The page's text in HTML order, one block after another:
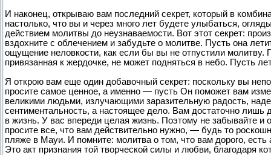
И наконец, открываю вам последний секрет, который в
настолько, что вы и через много лет будете улыбаться,
действием молитвы до неузнаваемости. Вот этот секрет:
вздохните с облечением и забудьте о молитве. Пусть она
ощущение неловкости, как если бы вы не отпустили молитву.
привязанная к жердочке, не может подняться в небо. Пусть
Я открою вам еще один добавочный секрет: поскольку вы
просите самое ценное, а именно — пусть Он поможет вам
великими людьми, излучающими заразительную радость,
сентиментальность, а настоящее дело. Вам достаточно лишь
в жизнь. У вас впереди целая жизнь. Поэтому не забывайте и
просите все, что вам действительно нужно, — будь то
пляже в Мауи. И помните: молитва о том, что вам дорого, есть
Это акт признания той творческой силы и любви, благодаря